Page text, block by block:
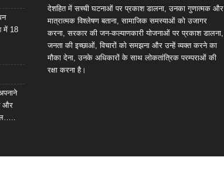
में 18
और
देशहित में सच्ची घटनाओं पर प्रकाश डालना, उनका गुणात्मक और
मात्रात्मक विश्लेषण बताना, सामाजिक समस्याओं को उजागर
करना, सरकार की जन-कल्याणकारी योजनाओं पर प्रकाश डालना,
जनता की इच्छाओं, विचारों को समझना और उन्हें व्यक्त करने का
मौका देना, उनके अधिकारों के साथ लोकतांत्रिक परम्पराओं की
रक्षा करना है।